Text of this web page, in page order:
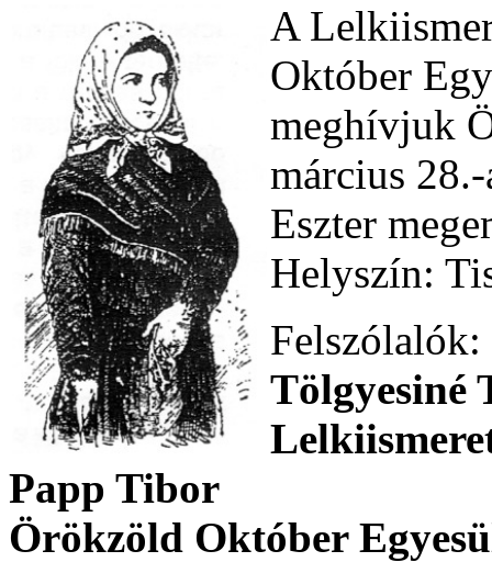
A
Október
meghívjuk
március
Eszter
Helyszín:
Felszólalók:
Tölgyesiné
Papp Tibor
Örökzöld Október